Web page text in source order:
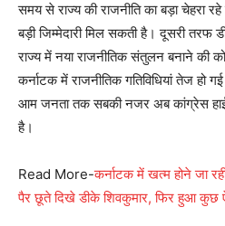
समय से राज्य की राजनीति का बड़ा चेहरा
बड़ी जिम्मेदारी मिल सकती है। दूसरी तरफ
राज्य में नया राजनीतिक संतुलन बनाने की
कर्नाटक में राजनीतिक गतिविधियां तेज हो
आम जनता तक सबकी नजर अब कांग्रेस
है।
Read More-कर्नाटक में खत्म होने जा
पैर छूते दिखे डीके शिवकुमार, फिर हुआ कुछ